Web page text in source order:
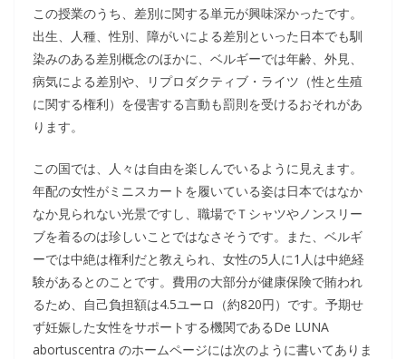
この授業のうち、差別に関する単元が興味深かったです。
出生、人種、性別、障がいによる差別といった日本でも馴
染みのある差別概念のほかに、ベルギーでは年齢、外見、
病気による差別や、リプロダクティブ・ライツ（性と生殖
に関する権利）を侵害する言動も罰則を受けるおそれがあ
ります。
この国では、人々は自由を楽しんでいるように見えます。
年配の女性がミニスカートを履いている姿は日本ではなか
なか見られない光景ですし、職場でＴシャツやノンスリー
ブを着るのは珍しいことではなさそうです。また、ベルギ
ーでは中絶は権利だと教えられ、女性の5人に1人は中絶経
験があるとのことです。費用の大部分が健康保険で賄われ
るため、自己負担額は4.5ユーロ（約820円）です。予期せ
ず妊娠した女性をサポートする機関であるDe LUNA
abortuscentra のホームページには次のように書いてありま